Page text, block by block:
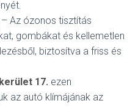
– Az ózonos tisztítás
gombákat és kellemetlen
biztosítva a friss és
17. ezen
az autó klímájának az